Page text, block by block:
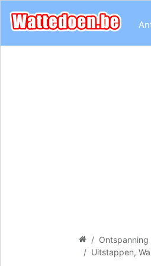
Ontspanning
Uitstappen,